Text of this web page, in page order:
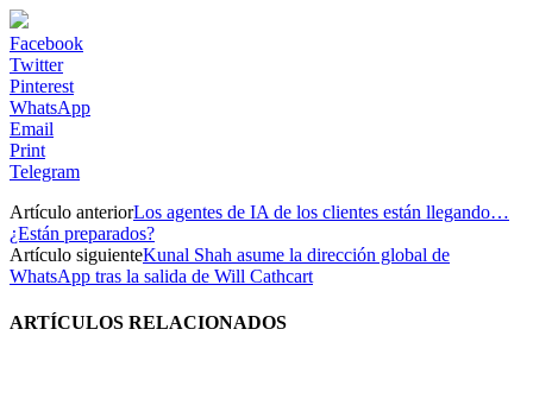
Facebook
Twitter
Pinterest
WhatsApp
Email
Print
Telegram
Artículo anteriorLos agentes de IA de los clientes están llegando…
¿Están preparados?
Artículo siguienteKunal Shah asume la dirección global de
WhatsApp tras la salida de Will Cathcart
ARTÍCULOS RELACIONADOS